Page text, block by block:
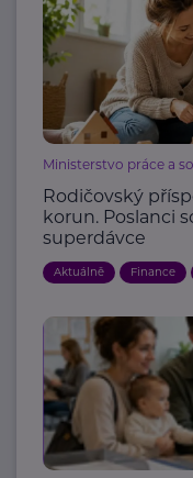
Ministerstvo práce a
Rodičovský
korun. Poslanci
superdávce
Aktuálně Finance